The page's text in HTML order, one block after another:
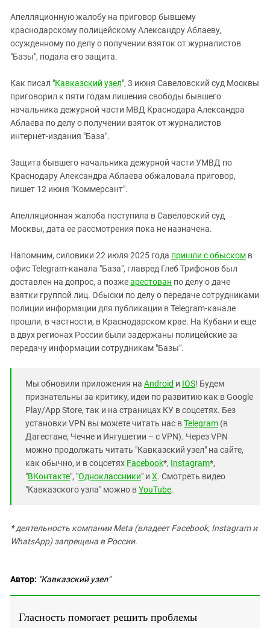
КАВКАЗ ЗА ПАЛЕСТИНУ
ИНАКОМЫСЛИЕ В ЧЕЧНЕ
ПРЕСЛЕДОВАНИЕ АКТИВИСТОВ
Ингушетия
Кабардино-Балкария
Карачаево-Черкесия
Краснодарский край
Нагорный Карабах
Российская Федерация
Ростовская область
Северная Осетия - Алания
Ставропольский край
Чечня
Южная Осетия
Южный Кавказ
Апелляционную жалобу на приговор бывшему
краснодарскому полицейскому Александру Аблаеву,
осужденному по делу о получении взяток от журналистов
"Базы", подала его защита.
Как писал "Кавказский узел", 3 июня Савеловский суд Москвы
приговорил к пяти годам лишения свободы бывшего
начальника дежурной части МВД Краснодара Александра
Аблаева по делу о получении взяток от журналистов
интернет-издания "База".
Защита бывшего начальника дежурной части УМВД по
Краснодару Александра Аблаева обжаловала приговор,
пишет 12 июня "Коммерсант".
Апелляционная жалоба поступила в Савеловский суд
Москвы, дата ее рассмотрения пока не назначена.
Напомним, силовики 22 июля 2025 года пришли с обыском в
офис Telegram-канала "База", главред Глеб Трифонов был
доставлен на допрос, а позжеарестован по делу о даче
взятки группой лиц. Обыски по делу о передаче сотрудниками
полиции информации для публикации в Telegram-канале
прошли, в частности, в Краснодарском крае. На Кубани и еще
в двух регионах России были задержаны полицейские за
передачу информации сотрудникам "Базы".
Мы обновили приложения на Android и IOS! Будем
признательны за критику, идеи по развитию как в Google
Play/App Store, так и на страницах КУ в соцсетях. Без
установки VPN вы можете читать нас вTelegram (в
Дагестане, Чечне и Ингушетии – с VPN). Через VPN
можно продолжать читать "Кавказский узел" на сайте,
как обычно, и в соцсетях Facebook*, Instagram*,
"ВКонтакте", "Одноклассники" и X. Смотреть видео
"Кавказского узла" можно вYouTube.
* деятельность компании Meta (владеет Facebook, Instagram и
WhatsApp) запрещена в России.
Автор: "Кавказский узел"
Гласность помогает решить проблемы